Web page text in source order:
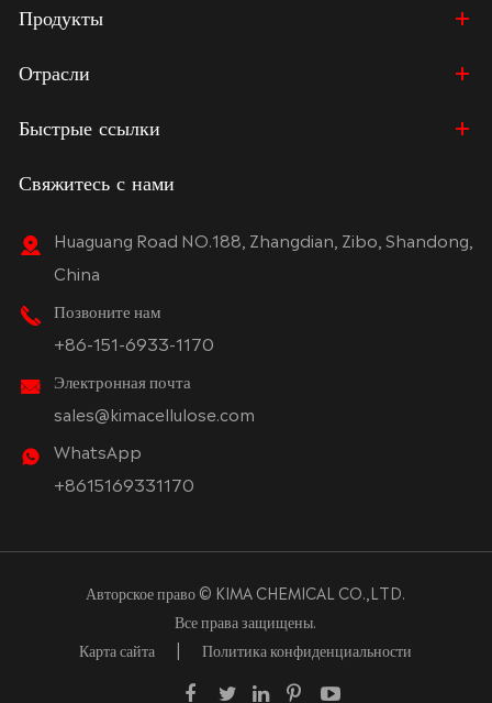
Продукты
Отрасли
Быстрые ссылки
Свяжитесь с нами
Huaguang Road NO.188, Zhangdian, Zibo, Shandong,
China
Позвоните нам
+86-151-6933-1170
Электронная почта
sales@kimacellulose.com
WhatsApp
+8615169331170
Авторское право © KIMA CHEMICAL CO.,LTD.
Все права защищены.
Карта сайта
| Политика конфиденциальности